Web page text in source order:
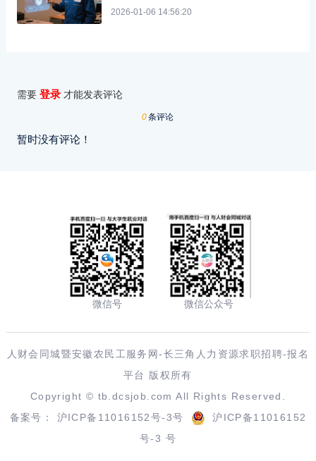
2026-01-06 14:56:20
需要登录 才能发表评论
0条评论
暂时没有评论！
微信号 微信公众号
人财会同城暨安徽农民工服务网-长三角人力资源求职招聘-报名
平台 版权所有
Copyright © tb.dcsjob.com All Rights Reserved.
备案号： 沪ICP备11016152号-3号
沪ICP备11016152
号-3 号